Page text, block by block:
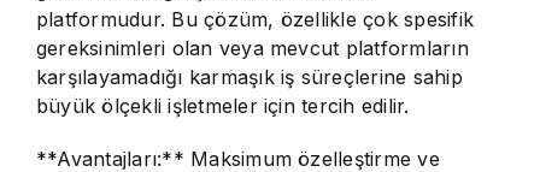
platformudur. Bu çözüm, özellikle çok spesifik
gereksinimleri olan veya mevcut platformların
karşılayamadığı karmaşık iş süreçlerine sahip
büyük ölçekli işletmeler için tercih edilir.
**Avantajları:** Maksimum özelleştirme ve